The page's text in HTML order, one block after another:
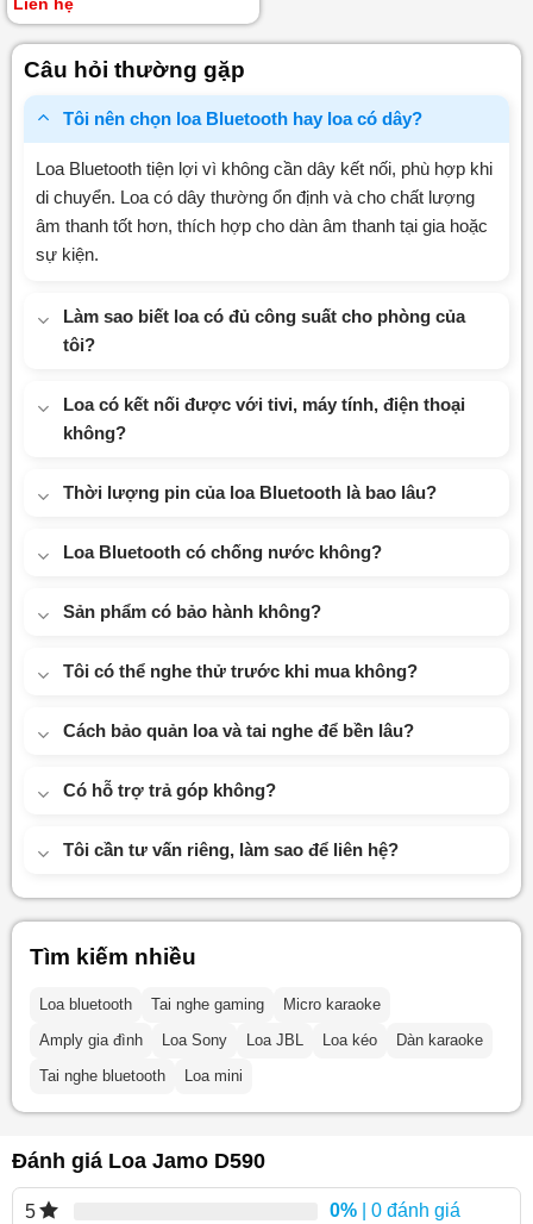
0
sao
Câu hỏi thường gặp
Tôi nên chọn loa Bluetooth hay loa có dây?
Loa Bluetooth tiện lợi vì không cần dây kết nối, phù hợp khi
di chuyển. Loa có dây thường ổn định và cho chất lượng
âm thanh tốt hơn, thích hợp cho dàn âm thanh tại gia hoặc
sự kiện.
Làm sao biết loa có đủ công suất cho phòng của
tôi?
Loa có kết nối được với tivi, máy tính, điện thoại
không?
Thời lượng pin của loa Bluetooth là bao lâu?
Loa Bluetooth có chống nước không?
Sản phẩm có bảo hành không?
Tôi có thể nghe thử trước khi mua không?
Cách bảo quản loa và tai nghe để bền lâu?
Có hỗ trợ trả góp không?
Tôi cần tư vấn riêng, làm sao để liên hệ?
Tìm kiếm nhiều
Loa bluetooth Tai nghe gaming
Micro karaoke
Amply gia đình
Loa Sony Loa JBL Loa kéo
Dàn karaoke
Tai nghe bluetooth
Loa mini
Đánh giá Loa Jamo D590
5 0% | 0 đánh giá